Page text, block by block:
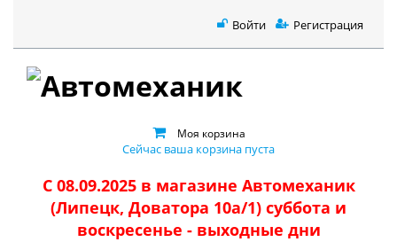
Войти Регистрация
Моя корзина
Сейчас ваша корзина пуста
С 08.09.2025 в магазине Автомеханик
(Липецк, Доватора 10а/1) суббота и
воскресенье - выходные дни